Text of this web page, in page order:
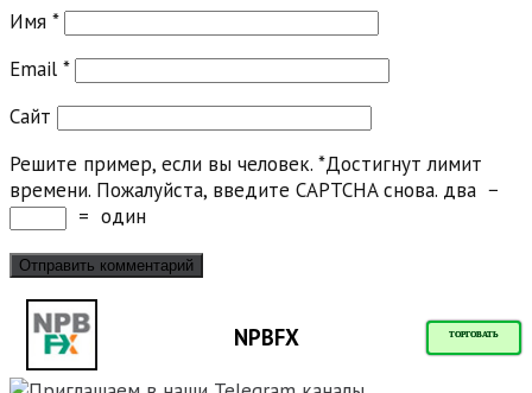
Имя *
Email *
Сайт
Решите пример, если вы человек. *Достигнут лимит
времени. Пожалуйста, введите CAPTCHA снова. два −
= один
NPBFX ТОРГОВАТЬ